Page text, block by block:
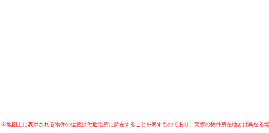
※地図上に表示される物件の位置は付近住所に所在することを表すものであり、実際の物件所在地とは異なる場